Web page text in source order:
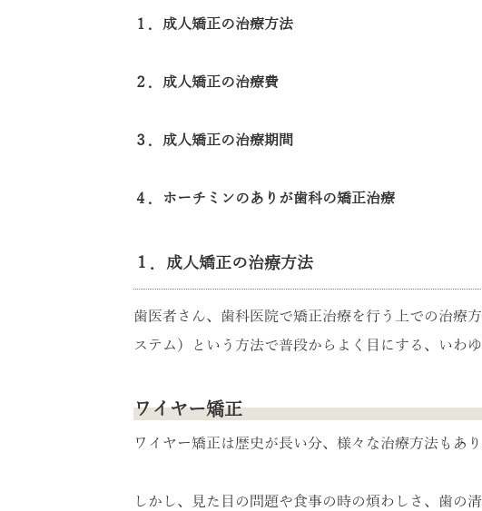
１．成人矯正の治療方法
２．成人矯正の治療費
３．成人矯正の治療期間
４．ホーチミンのありが歯科の矯正治療
１．成人矯正の治療方法
歯医者さん、歯科医院で矯正治療を行う上での治療
ステム）という方法で普段からよく目にする、いわ
ワイヤー矯正
ワイヤー矯正は歴史が長い分、様々な治療方法もあ
しかし、見た目の問題や食事の時の煩わしさ、歯の